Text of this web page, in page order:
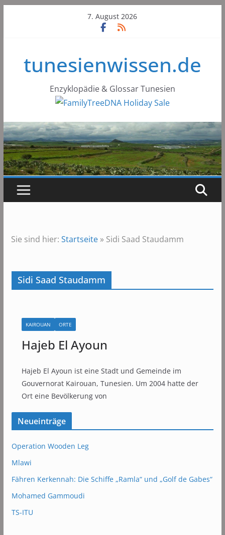
7. August 2026
tunesienwissen.de
Enzyklopädie & Glossar Tunesien
Sie sind hier: Startseite» Sidi Saad Staudamm
Sidi Saad Staudamm
KAIROUAN ORTE
Hajeb El Ayoun
Hajeb El Ayoun ist eine Stadt und Gemeinde im
Gouvernorat Kairouan, Tunesien. Um 2004 hatte der
Ort eine Bevölkerung von
Neueinträge
Operation Wooden Leg
Mlawi
Fähren Kerkennah: Die Schiffe „Ramla“ und „Golf de Gabes“
Mohamed Gammoudi
TS-ITU